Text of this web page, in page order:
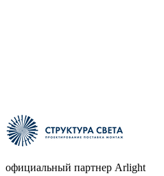
официальный партнер Arlight